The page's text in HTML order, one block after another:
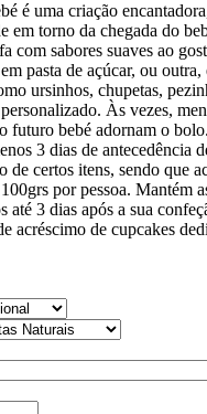
é uma criação
em torno da chegada do
com sabores suaves ao
pasta de açúcar, ou outra,
ursinhos, chupetas,
Às vezes,
futuro bebé adornam o
3 dias de antecedência
de certos itens, sendo que
por pessoa. Mantém
até 3 dias após a sua
acréscimo de cupcakes